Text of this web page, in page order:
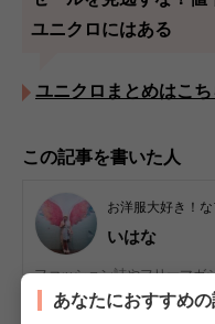
ユニクロにはある
ユニクロまとめはこち
この記事を書いた人
お洋服大好き！
いはな
ファッション誌やフリーマガ
ッションやインタビューを中
高見えや細見えするユニクロ
あなたにおすすめ